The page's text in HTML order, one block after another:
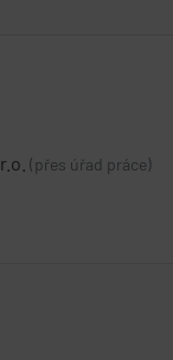
(přes úřad práce)